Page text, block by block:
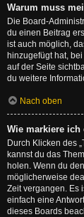
Warum muss
Die Board-
du einen Beitrag
ist auch möglich,
hinzugefügt hat,
auf der Seite
du weitere
Nach oben
Wie markiere ich
Durch Klicken des
kannst du das
holen. Wenn du
möglicherweise
Zeit vergangen. Es
einfach eine
dieses Boards